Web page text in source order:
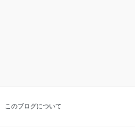
このブログについて